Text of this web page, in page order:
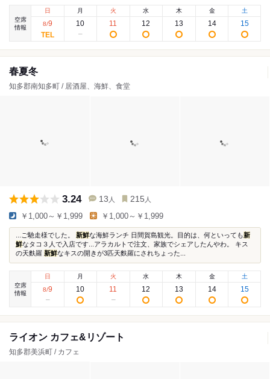
空席
情報
日
8/9
月
10
火
11
水
12
木
13
金
14
土
15
春夏冬
知多郡南知多町 / 居酒屋、海鮮、食堂
3.24 13 人 215 人
￥1,000～￥1,999 ￥1,000～￥1,999
...ご馳走様でした。 新鮮な海鮮ランチ 日間賀島観光。目的は、何といっても新
鮮なタコ３人で入店です...アラカルトで注文、家族でシェアしたんやわ。 キス
の天麩羅 新鮮なキスの開きが3匹天麩羅にされちょった...
空席
情報
日
8/9
月
10
火
11
水
12
木
13
金
14
土
15
ライオン カフェ&リゾート
知多郡美浜町 / カフェ